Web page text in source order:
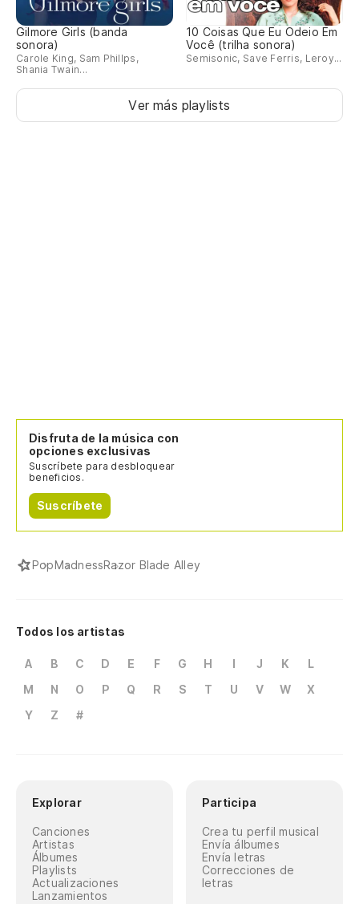
Gilmore Girls (banda
sonora)
Carole King, Sam Phillps,
Shania Twain...
10 Coisas Que Eu Odeio Em
Você (trilha sonora)
Semisonic, Save Ferris, Leroy...
Ver más playlists
Disfruta de la música con
opciones exclusivas
Suscríbete para desbloquear
beneficios.
Suscríbete
PopMadnessRazor Blade Alley
Todos los artistas
A B C D E F G H I J K
L
M
N O P Q R S T U V W
X
Y
Z #
Explorar
Canciones
Artistas
Álbumes
Playlists
Actualizaciones
Lanzamientos
Participa
Crea tu perfil musical
Envía álbumes
Envía letras
Correcciones de
letras